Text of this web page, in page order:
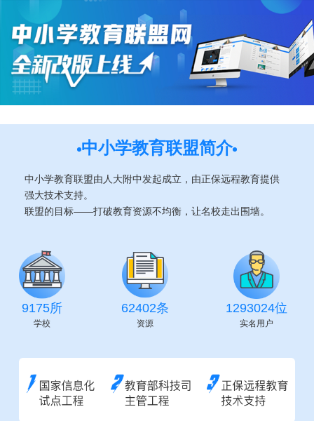
中小学教育联盟简介
中小学教育联盟由人大附中发起成立，由正保远程教育提供
强大技术支持。
联盟的目标——打破教育资源不均衡，让名校走出围墙。
9175所
学校
62402条
资源
1293024位
实名用户